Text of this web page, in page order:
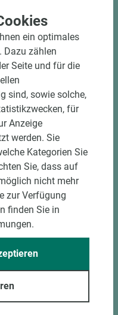
maßhaltig
möglich
ein optimales
Dazu zählen
Seite und für die
sind, sowie solche,
für
Anzeige
werden. Sie
Kategorien Sie
Sie, dass auf
nicht mehr
zur Verfügung
finden Sie in